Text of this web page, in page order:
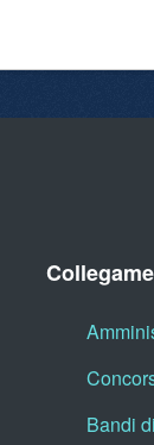
Bandi